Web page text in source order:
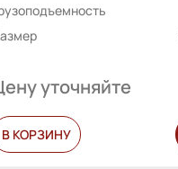
уточняйте
В КОРЗИНУ